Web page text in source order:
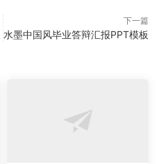
下一篇
水墨中国风毕业答辩汇报PPT模板